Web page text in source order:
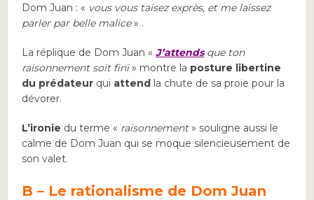
Dom Juan : « vous vous taisez exprès, et me laissez
parler par belle malice» .
La réplique de Dom Juan «J’attendsque ton
raisonnement soit fini» montre la posture libertine
du prédateur qui attend la chute de sa proie pour la
dévorer.
L’ironie du terme « raisonnement» souligne aussi le
calme de Dom Juan qui se moque silencieusement de
son valet.
B – Le rationalisme de Dom Juan